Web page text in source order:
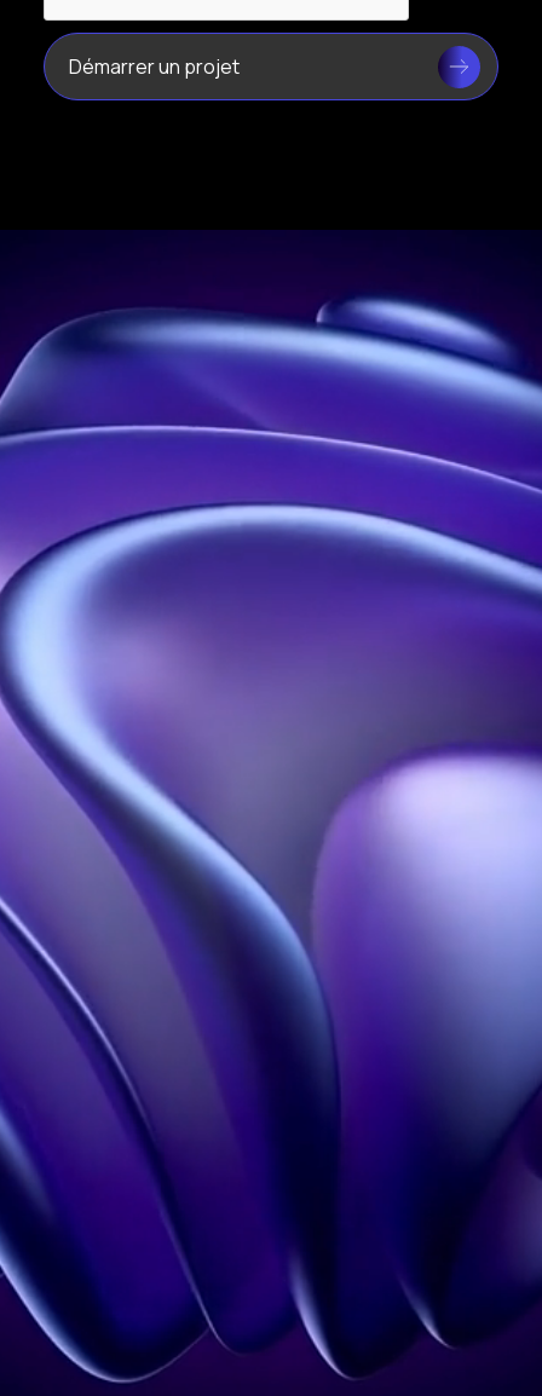
Leader de l’hologramme en France
Adresse : 21 rue Jean Rostand, 91400 Orsay, France
Entreprise :SIRET : 914 041 827 00017
Nous contacter
Nos Solutions
Hélices Holographiques
Pyramides
Holographiques
Projections
Holographiques
Studio Conception 3D
Portfolio
Notre Influence
Hologramme à Paris
En savoir plus
Contact
Mentions légales
Contact
+33 1 60 92 41 65
contact@holovisio.fr
Copyright 2026 © Holovisio made by